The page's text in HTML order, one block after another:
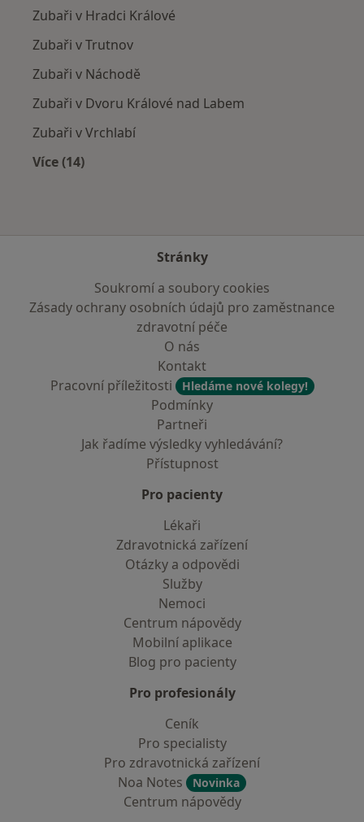
Zubaři v Hradci Králové
Zubaři v Trutnov
Zubaři v Náchodě
Zubaři v Dvoru Králové nad Labem
Zubaři v Vrchlabí
Více (14)
Stránky
Soukromí a soubory cookies
Zásady ochrany osobních údajů pro zaměstnance
zdravotní péče
O nás
Kontakt
Pracovní příležitosti
Hledáme nové kolegy!
Podmínky
Partneři
Jak řadíme výsledky vyhledávání?
Přístupnost
Pro pacienty
Lékaři
Zdravotnická zařízení
Otázky a odpovědi
Služby
Nemoci
Centrum nápovědy
Mobilní aplikace
Blog pro pacienty
Pro profesionály
Ceník
Pro specialisty
Pro zdravotnická zařízení
Noa Notes
Novinka
Centrum nápovědy